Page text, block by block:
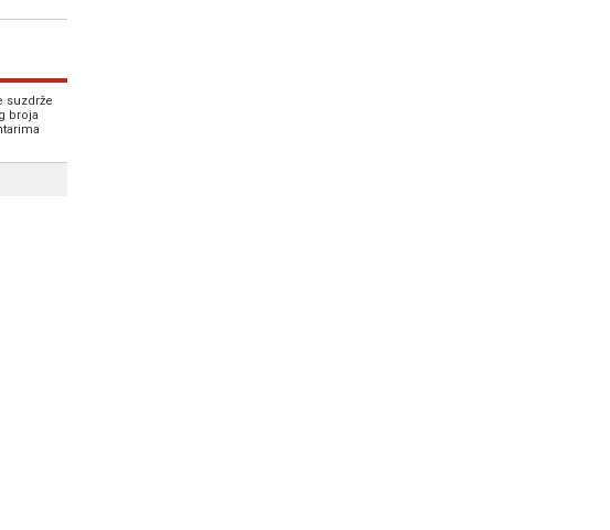
suzdrže
broja